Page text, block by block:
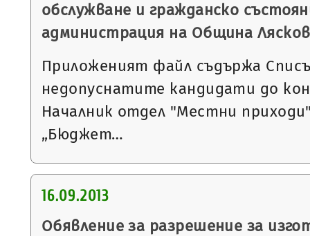
обслужване и гражданско
администрация на Община
Приложеният файл съдържа
недопуснатите кандидати до
Началник отдел "Местни
„Бюджет…
16.09.2013
Обявление за разрешение за